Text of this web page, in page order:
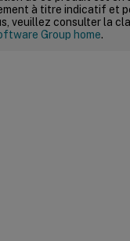
à titre indicatif et
veuillez consulter la
Group home.